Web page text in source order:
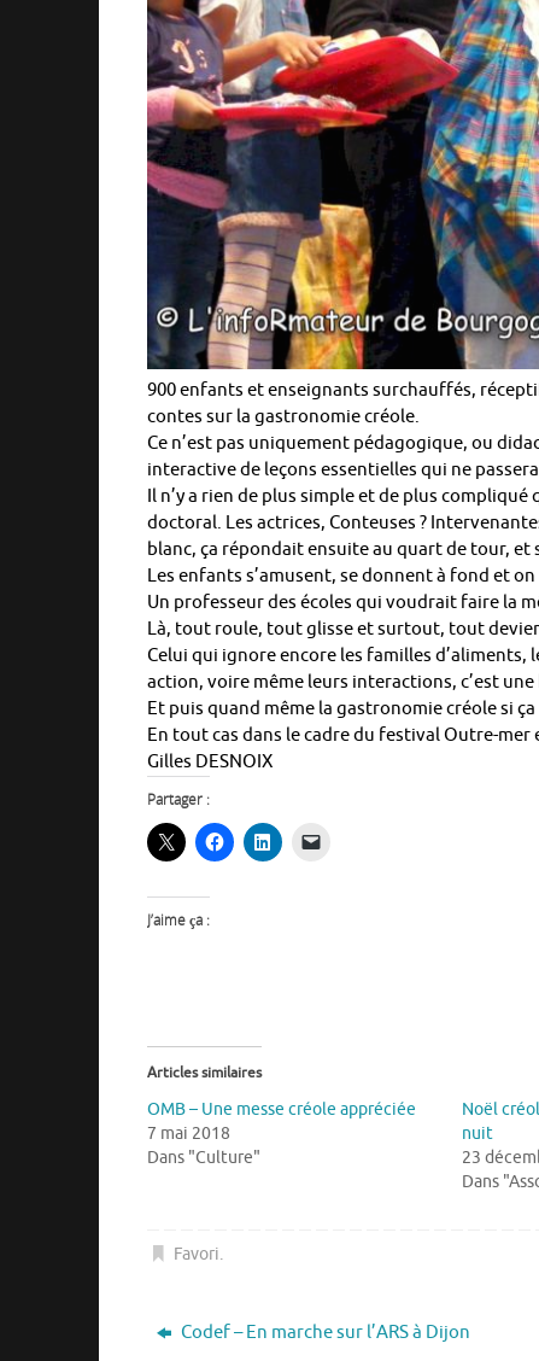
900 enfants et enseignants surchauffés,
contes sur la gastronomie créole.
Ce n’est pas uniquement pédagogique, ou
interactive de leçons essentielles qui ne
Il n’y a rien de plus simple et de plus
doctoral. Les actrices, Conteuses ?
blanc, ça répondait ensuite au quart de tour, et
Les enfants s’amusent, se donnent à fond et
Un professeur des écoles qui voudrait faire la
Là, tout roule, tout glisse et surtout, tout
Celui qui ignore encore les familles
action, voire même leurs interactions, c’est
Et puis quand même la gastronomie créole si
En tout cas dans le cadre du festival Outre-
Gilles DESNOIX
Partager :
J’aime ça :
Articles similaires
OMB – Une messe créole appréciée
7 mai 2018
Dans "Culture"
Noël
nuit
23
Dans
Favori.
Codef – En marche sur l’ARS à Dijon